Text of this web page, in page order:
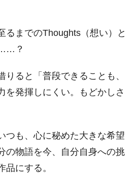
るまでのThoughts（想い）と
？
りると「普段できることも、
を発揮しにくい。もどかしさ
つも、心に秘めた大きな希望
の物語を今、自分自身への挑
品にする。